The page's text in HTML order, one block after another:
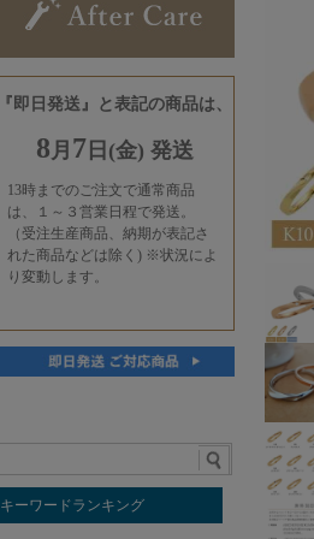
キーワードランキング